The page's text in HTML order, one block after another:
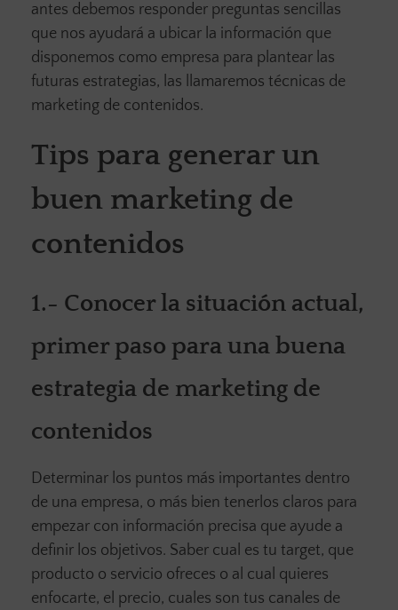
antes debemos responder preguntas sencillas
que nos ayudará a ubicar la información que
disponemos como empresa para plantear las
futuras estrategias, las llamaremos técnicas de
marketing de contenidos.
Tips para generar un
buen marketing de
contenidos
1.- Conocer la situación actual,
primer paso para una buena
estrategia de marketing de
contenidos
Determinar los puntos más importantes dentro
de una empresa, o más bien tenerlos claros para
empezar con información precisa que ayude a
definir los objetivos. Saber cual es tu target, que
producto o servicio ofreces o al cual quieres
enfocarte, el precio, cuales son tus canales de